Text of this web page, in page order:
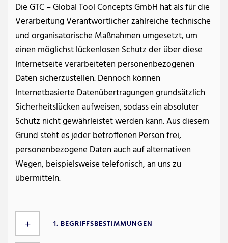
Die GTC – Global Tool Concepts GmbH hat als für die
Verarbeitung Verantwortlicher zahlreiche technische
und organisatorische Maßnahmen umgesetzt, um
einen möglichst lückenlosen Schutz der über diese
Internetseite verarbeiteten personenbezogenen
Daten sicherzustellen. Dennoch können
Internetbasierte Datenübertragungen grundsätzlich
Sicherheitslücken aufweisen, sodass ein absoluter
Schutz nicht gewährleistet werden kann. Aus diesem
Grund steht es jeder betroffenen Person frei,
personenbezogene Daten auch auf alternativen
Wegen, beispielsweise telefonisch, an uns zu
übermitteln.
1. BEGRIFFSBESTIMMUNGEN